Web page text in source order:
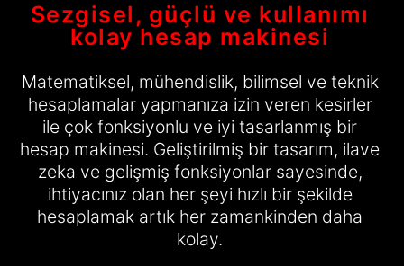
Sezgisel, güçlü ve kullanımı
kolay hesap makinesi
Matematiksel, mühendislik, bilimsel ve teknik
hesaplamalar yapmanıza izin veren kesirler
ile çok fonksiyonlu ve iyi tasarlanmış bir
hesap makinesi. Geliştirilmiş bir tasarım, ilave
zeka ve gelişmiş fonksiyonlar sayesinde,
ihtiyacınız olan her şeyi hızlı bir şekilde
hesaplamak artık her zamankinden daha
kolay.